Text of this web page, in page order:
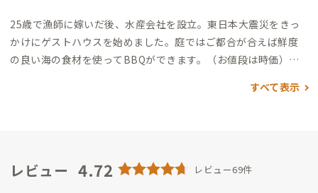
25歳で漁師に嫁いだ後、水産会社を設立。 東日本大震災をきっ
かけにゲストハウスを始めました。 庭ではご都合が合えば鮮度
の良い海の食材を使ってBBQができます。（お値段は時価） 釣
は歩いて海に行け、山が見え、食が美味しい自然豊かなとてもよ
トハウスみらいについて ▼2011年3月11日に東日本大震災が起
すべて表示
レビュー 4.72 レビュー69件